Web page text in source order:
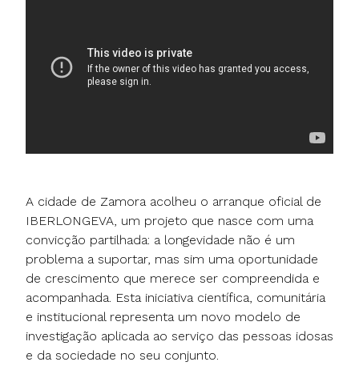
A cidade de Zamora acolheu o arranque oficial de
IBERLONGEVA, um projeto que nasce com uma
convicção partilhada: a longevidade não é um
problema a suportar, mas sim uma oportunidade
de crescimento que merece ser compreendida e
acompanhada. Esta iniciativa científica, comunitária
e institucional representa um novo modelo de
investigação aplicada ao serviço das pessoas idosas
e da sociedade no seu conjunto.